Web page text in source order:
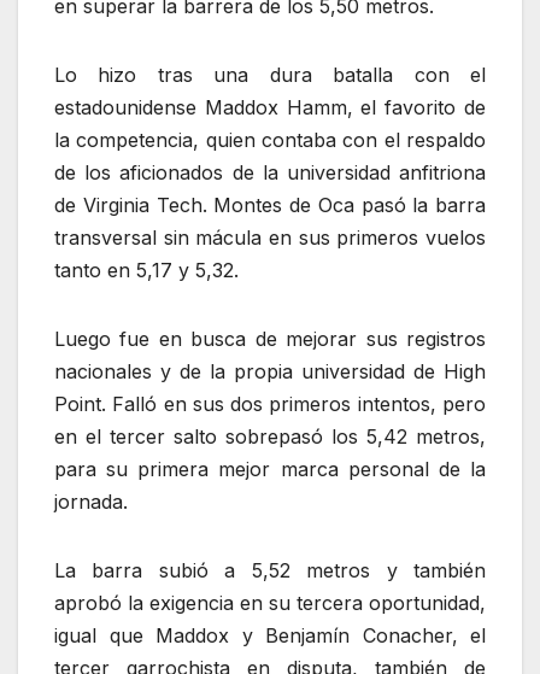
en superar la barrera de los 5,50 metros.
Lo hizo tras una dura batalla con el
estadounidense Maddox Hamm, el favorito de
la competencia, quien contaba con el respaldo
de los aficionados de la universidad anfitriona
de Virginia Tech. Montes de Oca pasó la barra
transversal sin mácula en sus primeros vuelos
tanto en 5,17 y 5,32.
Luego fue en busca de mejorar sus registros
nacionales y de la propia universidad de High
Point. Falló en sus dos primeros intentos, pero
en el tercer salto sobrepasó los 5,42 metros,
para su primera mejor marca personal de la
jornada.
La barra subió a 5,52 metros y también
aprobó la exigencia en su tercera oportunidad,
igual que Maddox y Benjamín Conacher, el
tercer garrochista en disputa, también de